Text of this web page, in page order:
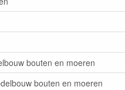
bouten en moeren
bouten en moeren